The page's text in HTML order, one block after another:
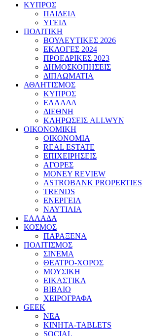
ΚΥΠΡΟΣ
ΠΑΙΔΕΙΑ
ΥΓΕΙΑ
ΠΟΛΙΤΙΚΗ
ΒΟΥΛΕΥΤΙΚΕΣ 2026
ΕΚΛΟΓΕΣ 2024
ΠΡΟΕΔΡΙΚΕΣ 2023
ΔΗΜΟΣΚΟΠΗΣΕΙΣ
ΔΙΠΛΩΜΑΤΙΑ
ΑΘΛΗΤΙΣΜΟΣ
ΚΥΠΡΟΣ
ΕΛΛΑΔΑ
ΔΙΕΘΝΗ
ΚΛΗΡΩΣΕΙΣ ALLWYN
ΟΙΚΟΝΟΜΙΚΗ
ΟΙΚΟΝΟΜΙΑ
REAL ESTATE
ΕΠΙΧΕΙΡΗΣΕΙΣ
ΑΓΟΡΕΣ
MONEY REVIEW
ASTROBANK PROPERTIES
TRENDS
ΕΝΕΡΓΕΙΑ
ΝΑΥΤΙΛΙΑ
ΕΛΛΑΔΑ
ΚΟΣΜΟΣ
ΠΑΡΑΞΕΝΑ
ΠΟΛΙΤΙΣΜΟΣ
ΣΙΝΕΜΑ
ΘΕΑΤΡΟ-ΧΟΡΟΣ
ΜΟΥΣΙΚΗ
ΕΙΚΑΣΤΙΚΑ
ΒΙΒΛΙΟ
ΧΕΙΡΟΓΡΑΦΑ
GEEK
ΝΕΑ
ΚΙΝΗΤΑ-TABLETS
SOCIAL